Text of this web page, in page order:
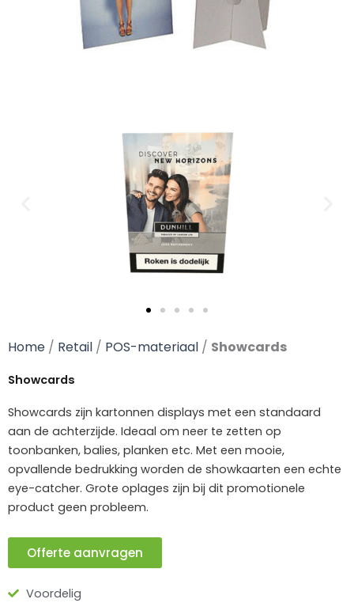
Home / Retail / POS-materiaal / Showcards
Showcards
Showcards zijn kartonnen displays met een standaard
aan de achterzijde. Ideaal om neer te zetten op
toonbanken, balies, planken etc. Met een mooie,
opvallende bedrukking worden de showkaarten een echte
eye-catcher. Grote oplages zijn bij dit promotionele
product geen probleem.
Offerte aanvragen
Voordelig